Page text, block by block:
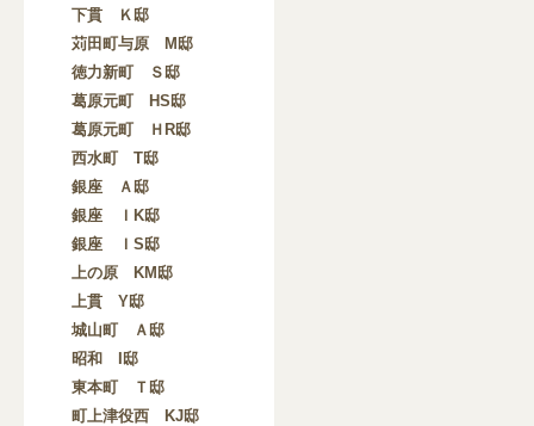
下貫 Ｋ邸
苅田町与原 M邸
徳力新町 Ｓ邸
葛原元町 HS邸
葛原元町 ＨR邸
西水町 T邸
銀座 Ａ邸
銀座 ＩK邸
銀座 ＩS邸
上の原 KM邸
上貫 Y邸
城山町 Ａ邸
昭和 I邸
東本町 Ｔ邸
町上津役西 KJ邸